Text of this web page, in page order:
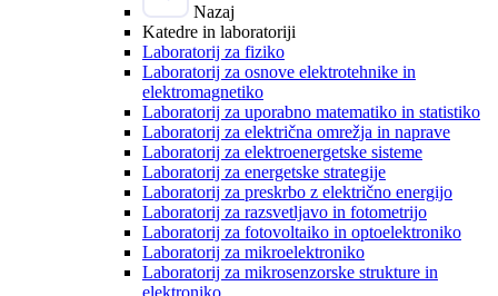
Nazaj
Katedre in laboratoriji
Laboratorij za fiziko
Laboratorij za osnove elektrotehnike in
elektromagnetiko
Laboratorij za uporabno matematiko in statistiko
Laboratorij za električna omrežja in naprave
Laboratorij za elektroenergetske sisteme
Laboratorij za energetske strategije
Laboratorij za preskrbo z električno energijo
Laboratorij za razsvetljavo in fotometrijo
Laboratorij za fotovoltaiko in optoelektroniko
Laboratorij za mikroelektroniko
Laboratorij za mikrosenzorske strukture in
elektroniko